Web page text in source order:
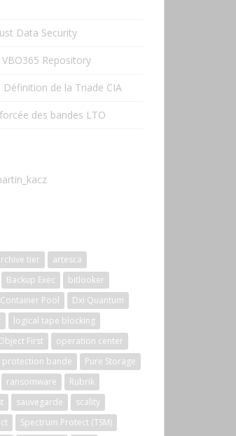
Data Security
Repository
Définition de la Triade CIA
des bandes LTO
tier
artesca
Backup Exec
bitlooker
Container Pool
Dxi Quantum
logical tape blocking
First
operation center
protection bande
Pure Storage
ransomware
Rubrik
sauvegarde
scality
Spectrum Protect (TSM)